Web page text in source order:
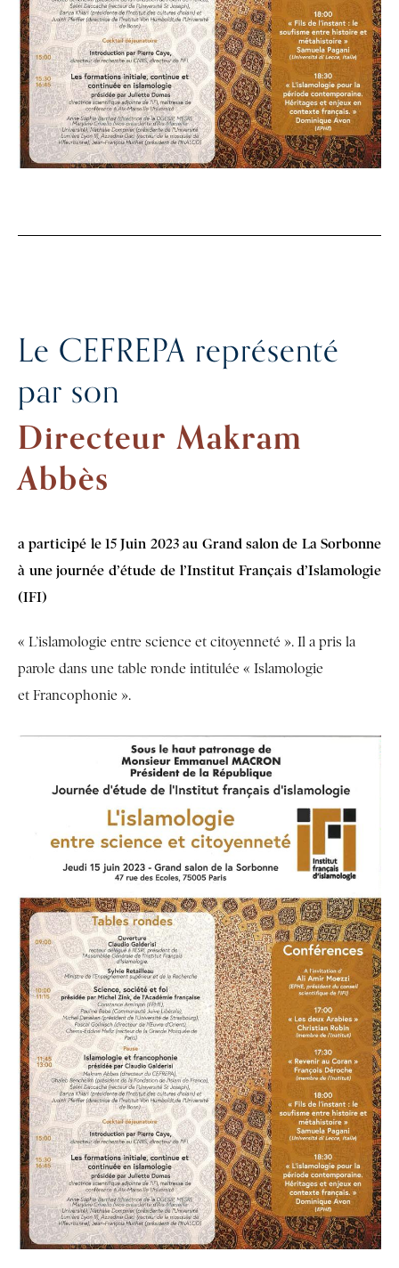
Le CEFREPA représenté
par son
Directeur Makram
Abbès
a participé le 15 Juin 2023 au Grand salon de La Sorbonne
à une journée d’étude de l’Institut Français d’Islamologie
(IFI)
« L’islamologie entre science et citoyenneté ». Il a pris la
parole dans une table ronde intitulée « Islamologie
et Francophonie ».